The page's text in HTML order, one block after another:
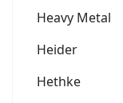
Heavy Metal
Heider
Hethke